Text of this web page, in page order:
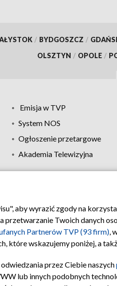
/ BYDGOSZCZ /
OLSZTYN / OPOLE /
Emisja w TVP
System NOS
Ogłoszenie przetargowe
Akademia Telewizyjna
Regulamin TVP Polityka
aby wyrazić zgody na
Twoich danych
Partnerów TVP (93 firm),
które wskazujemy poniżej, a
przez Ciebie naszych
lub innych podobnych